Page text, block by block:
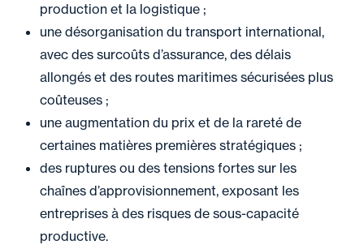
production et la logistique ;
une désorganisation du transport international,
avec des surcoûts d’assurance, des délais
allongés et des routes maritimes sécurisées plus
coûteuses ;
une augmentation du prix et de la rareté de
certaines matières premières stratégiques ;
des ruptures ou des tensions fortes sur les
chaînes d’approvisionnement, exposant les
entreprises à des risques de sous-capacité
productive.